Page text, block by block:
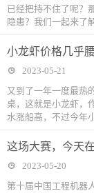
已经把持不住了呢？
隐患？我们一起来了
小龙虾价格几乎
2023-05-21
又到了一年一度最热
桌，这就是小龙虾，
水涨船高，不过今年
这场大赛，今天
2023-05-20
第十届中国工程机器